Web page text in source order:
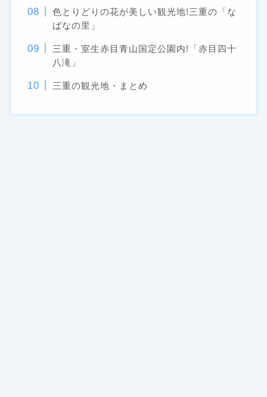
色とりどりの花が美しい観光地!三重の「な
ばなの里」
三重・室生赤目青山国定公園内!「赤目四十
八滝」
三重の観光地・まとめ